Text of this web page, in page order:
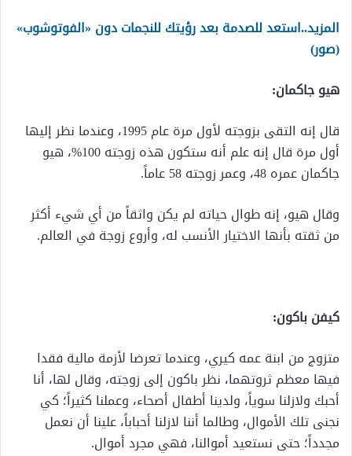
المزيد..استعد للصدمة بعد رؤيتك للنجمات دون «الفوتوشوب»
(صور)
هيو جاكمان:
قال إنه التقى بزوجته لأول مرة عام 1995، وعندما نظر إليها
أول مرة قال إنه علم أنه ستكون هذه زوجته 100%، هيو
جاكمان عمره 48، وعمر زوجته 58 عاماً.
وقال هيو، إنه طوال حياته لم يكن واثقاً من أي شيء أكثر
من ثقته بأنها الاختيار الأنسب له، وأروع زوجة في العالم.
كيفن باكون:
متزوج من ابنة عمه كيري، وعندما تعرضا لأزمة مالية فقدا
فيها معظم ثروتهما، نظر باكون إلى زوجته، وقال لها، أنا
أحبك ولازلنا سوياً، ولدينا أطفال أصحاء، وعملنا كثيراً؛ كي
نجنى تلك الأموال، وطالما أننا لازلنا أحباباً، علينا أن نعمل
مجدداً؛ حتى نستعيد أموالنا، فهي مجرد أموال.